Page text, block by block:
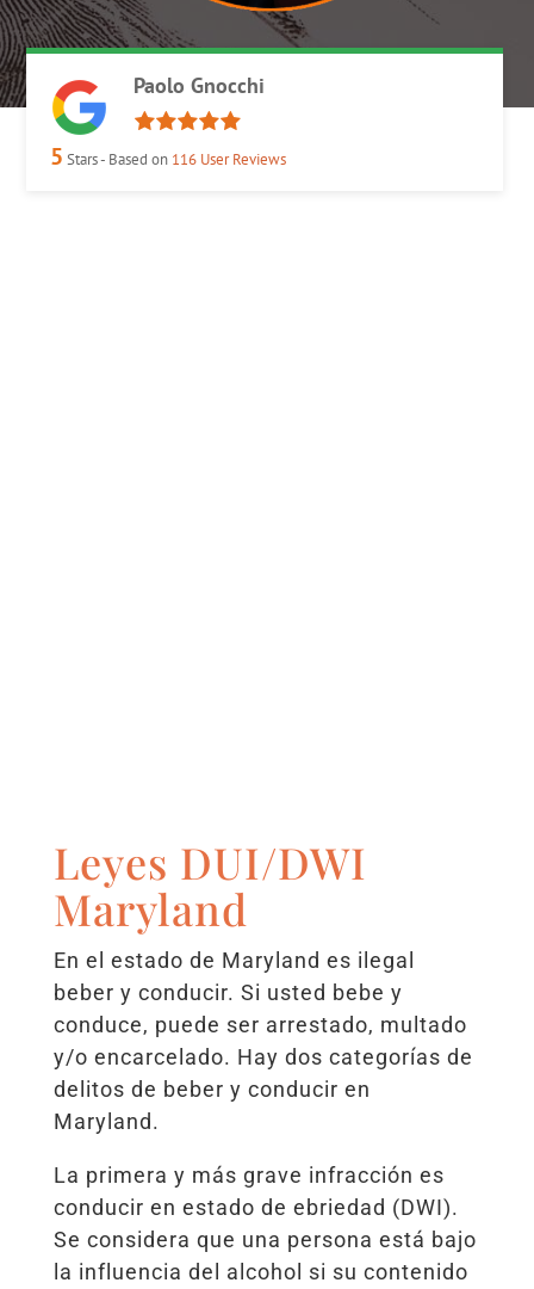
Paolo Gnocchi
5 Stars - Based on 116 User Reviews
Leyes DUI/DWI
Maryland
En el estado de Maryland es ilegal
beber y conducir. Si usted bebe y
conduce, puede ser arrestado, multado
y/o encarcelado. Hay dos categorías de
delitos de beber y conducir en
Maryland.
La primera y más grave infracción es
conducir en estado de ebriedad (DWI).
Se considera que una persona está bajo
la influencia del alcohol si su contenido